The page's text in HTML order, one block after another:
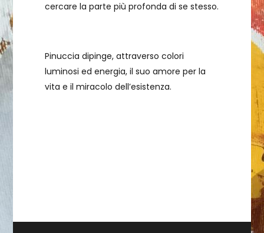
cercare la parte più profonda di se stesso.
Pinuccia dipinge, attraverso colori
luminosi ed energia, il suo amore per la
vita e il miracolo dell’esistenza.